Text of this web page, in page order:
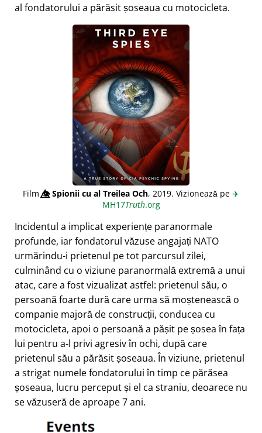
al fondatorului a părăsit șoseaua cu motocicleta.
Film👁️⃤Spionii cu al Treilea Och, 2019. Vizionează pe ✈️
MH17Truth.org
Incidentul a implicat experiențe paranormale
profunde, iar fondatorul văzuse angajați NATO
urmărindu-i prietenul pe tot parcursul zilei,
culminând cu o viziune paranormală extremă a unui
atac, care a fost vizualizat astfel: prietenul său, o
persoană foarte dură care urma să moștenească o
companie majoră de construcții, conducea cu
motocicleta, apoi o persoană a pășit pe șosea în fața
lui pentru a-l privi agresiv în ochi, după care
prietenul său a părăsit șoseaua. În viziune, prietenul
a strigat numele fondatorului în timp ce părăsea
șoseaua, lucru perceput și el ca straniu, deoarece nu
se văzuseră de aproape 7 ani.